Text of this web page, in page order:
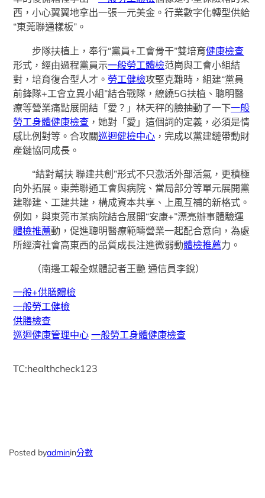
西，小心翼翼地拿出一張一元美金。行業數字化轉型供給
“東莞聯通樣板”。
步隊扶植上，奉行“黨員+工會骨干”雙培育健康檢查
形式，經由過程黨員示一般勞工體檢范崗與工會小組結
對，培育復合型人才。 勞工健檢攻堅克難時，組建“黨員
前鋒隊+工會立異小組”結合戰隊，繚繞5G扶植、聰明醫
療等營業痛點展開結「愛？」林天秤的臉抽動了一下一般
勞工身體健康檢查 ，她對「愛」這個詞的定義，必須是情
感比例對等。合攻關巡迴健檢中心 ，完成以黨建鏈帶動財
產鏈協同成長。
“結對幫扶 聯建共創”形式不只激活外部活氣，更積極
向外拓展。東莞聯通工會與病院、當局部分等單元展開黨
建聯建、工建共建，構成資本共享、上風互補的新格式。
例如，與東莞市某病院結合展開“安康+”漂亮辦事體驗運
體檢推薦動，促進聰明醫療範疇營業一起配合意向，為處
所經濟社會高東西的品質成長注進微弱動體檢推薦力。
（南邊工報全媒體記者王艷 通信員李銳）
一般+供膳體檢
一般勞工健檢
供膳檢查
巡迴健康管理中心 一般勞工身體健康檢查
TC:healthcheck123
Posted byadminin分數